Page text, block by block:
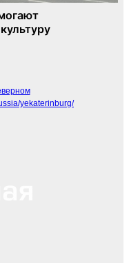
yekaterinburg/